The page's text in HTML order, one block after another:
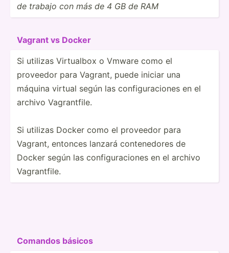
de trabajo con más de 4 GB de RAM
Vagrant vs Docker
Si utilizas Virtualbox o Vmware como el
proveedor para Vagrant, puede iniciar una
máquina virtual según las config­­ur­a­c­iones en el
archivo Vagran­­tfile.
Si utilizas Docker como el proveedor para
Vagrant, entonces lanzará conten­­edores de
Docker según las config­­ur­a­c­iones en el archivo
Vagran­­tfile.
Comandos básicos